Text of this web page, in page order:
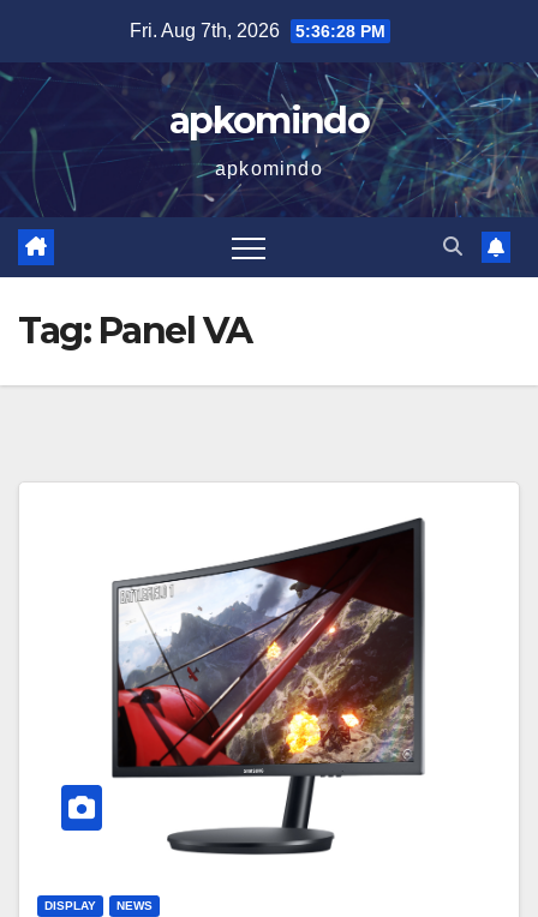
content
Fri. Aug 7th, 2026 5:36:29 PM
apkomindo
apkomindo
Tag: Panel VA
DISPLAY NEWS